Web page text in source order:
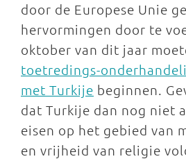
door de Europese Unie
hervormingen door te
oktober van dit jaar
toetredings-
met Turkije beginnen.
dat Turkije dan nog niet
eisen op het gebied van
en vrijheid van religie